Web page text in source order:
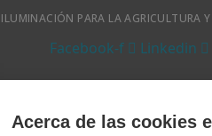
PARA LA AGRICULTURA
Facebook-f Linkedin
Acerca de las cookies